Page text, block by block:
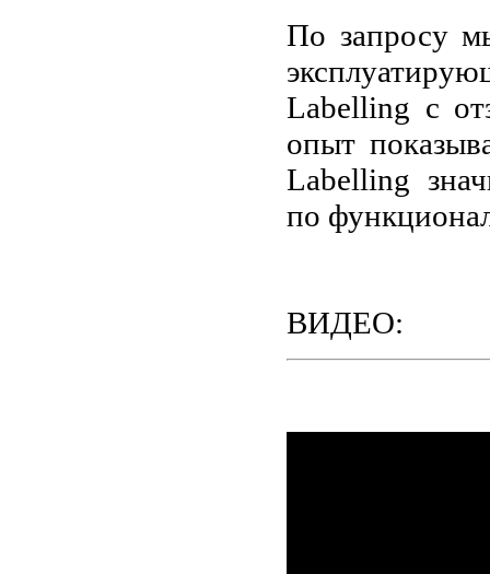
По запросу
Labelling с
опыт
Labelling
по
ВИДЕО: